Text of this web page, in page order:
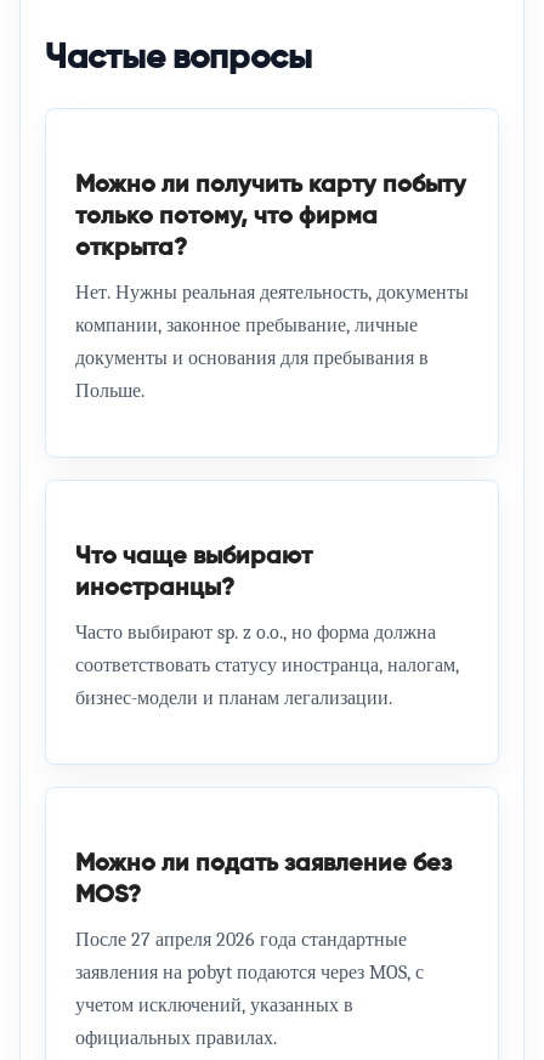
Частые вопросы
Можно ли получить карту побыту
только потому, что фирма
открыта?
Нет. Нужны реальная деятельность, документы
компании, законное пребывание, личные
документы и основания для пребывания в
Польше.
Что чаще выбирают
иностранцы?
Часто выбирают sp. z o.o., но форма должна
соответствовать статусу иностранца, налогам,
бизнес-модели и планам легализации.
Можно ли подать заявление без
MOS?
После 27 апреля 2026 года стандартные
заявления на pobyt подаются через MOS, с
учетом исключений, указанных в
официальных правилах.